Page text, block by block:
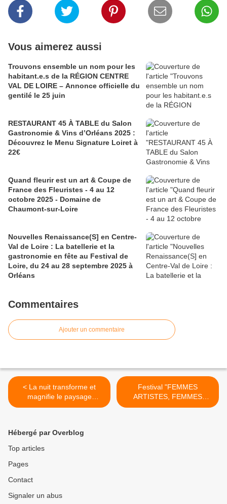
Vous aimerez aussi
Trouvons ensemble un nom pour les
habitant.e.s de la RÉGION CENTRE
VAL DE LOIRE – Annonce officielle du
gentilé le 25 juin
RESTAURANT 45 À TABLE du Salon
Gastronomie & Vins d’Orléans 2025 :
Découvrez le Menu Signature Loiret à
22€
Quand fleurir est un art & Coupe de
France des Fleuristes - 4 au 12
octobre 2025 - Domaine de
Chaumont-sur-Loire
Nouvelles Renaissance(S] en Centre-
Val de Loire : La batellerie et la
gastronomie en fête au Festival de
Loire, du 24 au 28 septembre 2025 à
Orléans
Commentaires
Ajouter un commentaire
< La nuit transforme et
magnifie le paysage
Faites...
Festival "FEMMES
ARTISTES, FEMMES
D'ACTION - UN... >
Hébergé par Overblog
Top articles
Pages
Contact
Signaler un abus